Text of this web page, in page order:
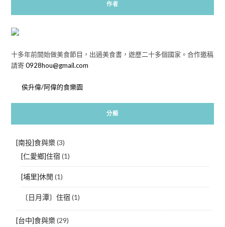
作者
十多年前開始做美食節目，出過美食書，遊歷二十多個國家。合作邀稿
請寄0928hou@gmail.com
侯升偉/阿偉的食樂園
分類
[南投]食與樂(3)
[仁愛鄉]住宿 (1)
[埔里]休閒 (1)
〔日月潭〕住宿 (1)
[台中]食與樂(29)